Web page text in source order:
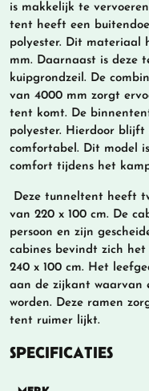
is makkelijk te
tent heeft een
polyester. Dit materiaal
mm. Daarnaast is deze
kuipgrondzeil. De
van 4000 mm zorgt
tent komt. De
polyester. Hierdoor
comfortabel. Dit model
comfort tijdens het
Deze tunneltent heeft
van 220 x 100 cm. De
persoon en zijn
cabines bevindt zich
240 x 100 cm. Het
aan de zijkant waarvan
worden. Deze ramen
tent ruimer lijkt.
SPECIFICATIES